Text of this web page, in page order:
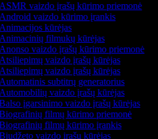
vaizdo įrašų kūrimo priemonė
vaizdo kūrimo įrankis
kūrėjas
filmukų kūrėjas
vaizdo įrašų kūrimo priemonė
vaizdo įrašų kūrėjas
vaizdo įrašų kūrėjas
subtitrų generatorius
vaizdo įrašų kūrėjas
įgarsinimo vaizdo įrašų kūrėjas
filmų kūrimo priemonė
filmų kūrimo įrankis
vaizdo įrašų kūrėjas